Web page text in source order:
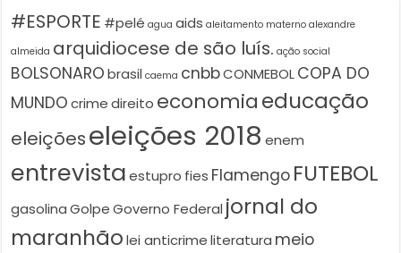
#ESPORTE #pelé agua aids aleitamento materno alexandre
almeida arquidiocese de são luís. ação social
BOLSONARO brasil caema cnbbCONMEBOLCOPA DO
MUNDO crime direito economiaeducação
eleiçõeseleições 2018 enem
entrevista estupro fies Flamengo FUTEBOL
gasolina Golpe Governo Federal jornal do
maranhão lei anticrime literatura meio